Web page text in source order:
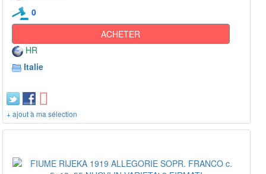
0
ACHETER
HR
Italie
+ ajout à ma sélection